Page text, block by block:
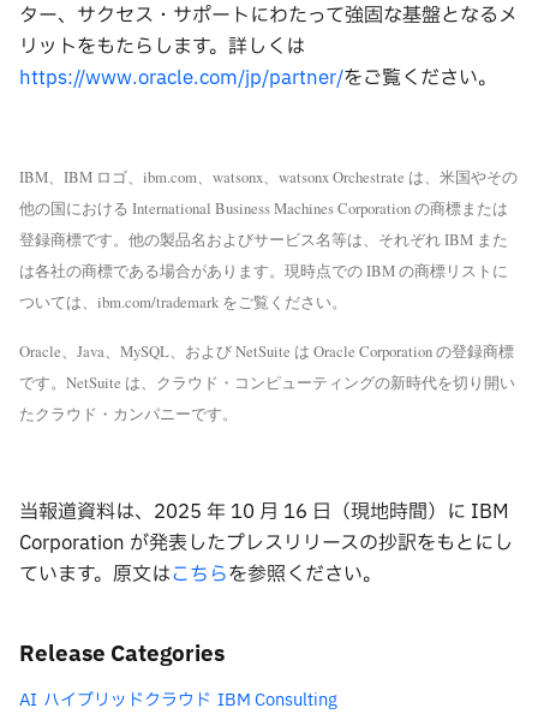
ター、サクセス・サポートにわたって強固な基盤となるメ
リットをもたらします。詳しくは
https://www.oracle.com/jp/partner/をご覧ください。
IBM、IBM ロゴ、ibm.com、watsonx、watsonx Orchestrate は、⽶国やその
他の国における International Business Machines Corporation の商標または
登録商標です。他の製品名およびサービス名等は、それぞれ IBM また
は各社の商標である場合があります。現時点での IBM の商標リストに
ついては、ibm.com/trademark をご覧ください。
Oracle、Java、MySQL、および NetSuite は Oracle Corporation の登録商標
です。NetSuite は、クラウド・コンピューティングの新時代を切り開い
たクラウド・カンパニーです。
当報道資料は、2025 年 10 ⽉ 16 ⽇（現地時間）に IBM
Corporation が発表したプレスリリースの抄訳をもとにし
ています。原⽂はこちらを参照ください。
Release Categories
AI ハイブリッドクラウド IBM Consulting